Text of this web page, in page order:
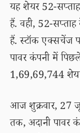
यह शेयर 52-
हैं. वही, 52-
हैं. स्टॉक एक्सचेंज
पावर कंपनी में
1,69,69,744
आज शुक्रवार, 27
तक, अदानी पावर